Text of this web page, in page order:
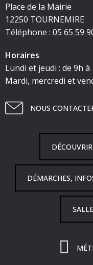
Place de la Mairie
12250 TOURNEMIRE
Téléphone : 05 65 59
Horaires
Lundi et jeudi : de 9h
Mardi, mercredi et
NOUS
DÉCOUVRIR
DÉMARCHES,